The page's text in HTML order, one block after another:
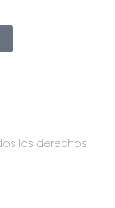
los derechos